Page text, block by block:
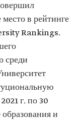
в рейтинге
Rankings.
среди
г. по 30
и